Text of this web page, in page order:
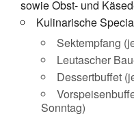
sowie Obst- und
Kulinarische
Sektempfang
Leutascher
Dessertbuffet
Sonntag)